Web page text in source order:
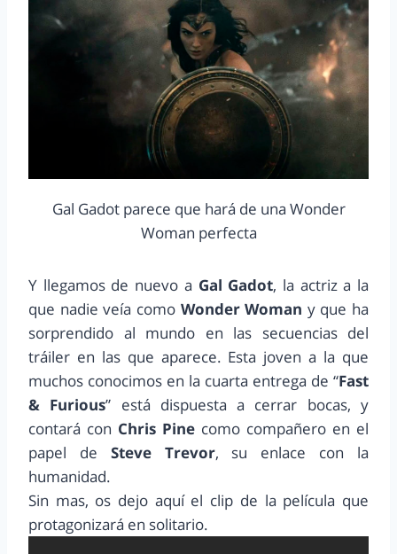
Gal Gadot parece que hará de una Wonder
Woman perfecta
Y llegamos de nuevo a Gal Gadot, la actriz a la
que nadie veía comoWonder Woman y que ha
sorprendido al mundo en las secuencias del
tráiler en las que aparece. Esta joven a la que
muchos conocimos en la cuarta entrega de “Fast
& Furious” está dispuesta a cerrar bocas, y
contará con Chris Pine como compañero en el
papel de Steve Trevor, su enlace con la
humanidad.
Sin mas, os dejo aquí el clip de la película que
protagonizará en solitario.